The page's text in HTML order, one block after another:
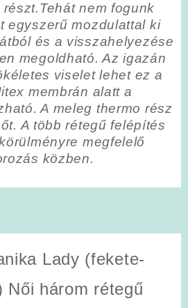
nem fogunk
egyszerű mozdulattal ki
és a visszahelyezése
megoldható. Az igazán
viselet lehet ez a
membrán alatt a
A meleg thermo rész
A több rétegű felépítés
megfelelő
közben.
Lady (fekete-
Női három rétegű